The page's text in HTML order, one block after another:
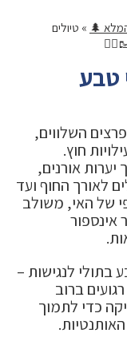
המלא 🌲 » טיולים
טבע
השלווים,
חוץ.
אורנים,
לאורך החוף ועד
של האי, משולב
אינספור
בתולי לנגישות –
ברוב
כדי לתמוך